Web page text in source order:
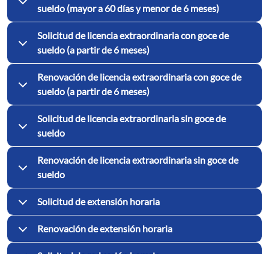
sueldo (mayor a 60 días y menor de 6 meses)
Solicitud de licencia extraordinaria con goce de
sueldo (a partir de 6 meses)
Renovación de licencia extraordinaria con goce de
sueldo (a partir de 6 meses)
Solicitud de licencia extraordinaria sin goce de
sueldo
Renovación de licencia extraordinaria sin goce de
sueldo
Solicitud de extensión horaria
Renovación de extensión horaria